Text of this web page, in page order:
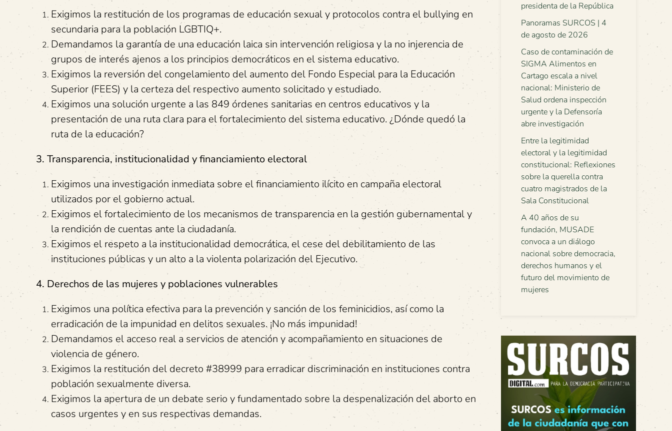
Exigimos la restitución de los programas de educación sexual y protocolos contra el bullying en
secundaria para la población LGBTIQ+.
Demandamos la garantía de una educación laica sin intervención religiosa y la no injerencia de
grupos de interés ajenos a los principios democráticos en el sistema educativo.
Exigimos la reversión del congelamiento del aumento del Fondo Especial para la Educación
Superior (FEES) y la certeza del respectivo aumento solicitado y estudiado.
Exigimos una solución urgente a las 849 órdenes sanitarias en centros educativos y la
presentación de una ruta clara para el fortalecimiento del sistema educativo. ¿Dónde quedó la
ruta de la educación?
3. Transparencia, institucionalidad y financiamiento electoral
Exigimos una investigación inmediata sobre el financiamiento ilícito en campaña electoral
utilizados por el gobierno actual.
Exigimos el fortalecimiento de los mecanismos de transparencia en la gestión gubernamental y
la rendición de cuentas ante la ciudadanía.
Exigimos el respeto a la institucionalidad democrática, el cese del debilitamiento de las
instituciones públicas y un alto a la violenta polarización del Ejecutivo.
4. Derechos de las mujeres y poblaciones vulnerables
Exigimos una política efectiva para la prevención y sanción de los feminicidios, así como la
erradicación de la impunidad en delitos sexuales. ¡No más impunidad!
Demandamos el acceso real a servicios de atención y acompañamiento en situaciones de
violencia de género.
Exigimos la restitución del decreto #38999 para erradicar discriminación en instituciones contra
población sexualmente diversa.
Exigimos la apertura de un debate serio y fundamentado sobre la despenalización del aborto en
casos urgentes y en sus respectivas demandas.
presidenta de la República
Panoramas SURCOS | 4
de agosto de 2026
Caso de contaminación de
SIGMA Alimentos en
Cartago escala a nivel
nacional: Ministerio de
Salud ordena inspección
urgente y la Defensoría
abre investigación
Entre la legitimidad
electoral y la legitimidad
constitucional: Reflexiones
sobre la querella contra
cuatro magistrados de la
Sala Constitucional
A 40 años de su
fundación, MUSADE
convoca a un diálogo
nacional sobre democracia,
derechos humanos y el
futuro del movimiento de
mujeres